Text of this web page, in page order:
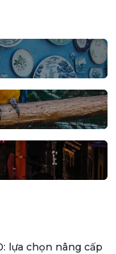
lựa chọn nâng cấp